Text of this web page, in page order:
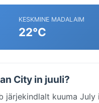
KESKMINE MADALAIM
22°C
City in juuli?
järjekindlalt kuuma